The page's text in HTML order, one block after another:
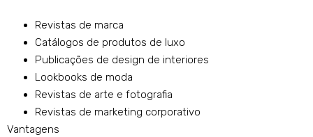
Revistas de marca
Catálogos de produtos de luxo
Publicações de design de interiores
Lookbooks de moda
Revistas de arte e fotografia
Revistas de marketing corporativo
Vantagens